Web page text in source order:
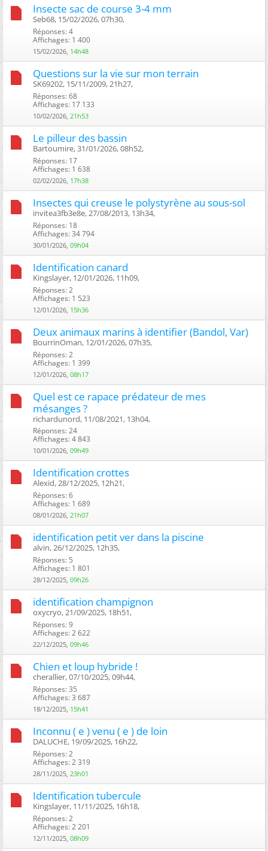
Insecte sac de course 3-4 mm
Seb68, 15/02/2026, 07h30, ‎
Réponses: 4
Affichages: 1 400
15/02/2026, 14h48
Questions sur la vie sur mon terrain
SK69202, 15/11/2009, 21h27, ‎
Réponses: 68
Affichages: 17 133
10/02/2026, 21h53
Le pilleur des bassin
Bartoumire, 31/01/2026, 08h52, ‎
Réponses: 17
Affichages: 1 638
02/02/2026, 17h38
Insectes qui creuse le polystyrène au sous-sol
invitea3fb3e8e, 27/08/2013, 13h34, ‎
Réponses: 18
Affichages: 34 794
30/01/2026, 09h04
Identification canard
Kingslayer, 12/01/2026, 11h09, ‎
Réponses: 2
Affichages: 1 523
12/01/2026, 15h36
Deux animaux marins à identifier (Bandol, Var)
BourrinOman, 12/01/2026, 07h35, ‎
Réponses: 2
Affichages: 1 399
12/01/2026, 08h17
Quel est ce rapace prédateur de mes
mésanges ?
richardunord, 11/08/2021, 13h04, ‎
Réponses: 24
Affichages: 4 843
10/01/2026, 09h49
Identification crottes
Alexid, 28/12/2025, 12h21, ‎
Réponses: 6
Affichages: 1 689
08/01/2026, 21h07
identification petit ver dans la piscine
alvin, 26/12/2025, 12h35, ‎
Réponses: 5
Affichages: 1 801
28/12/2025, 09h26
identification champignon
oxycryo, 21/09/2025, 18h51, ‎
Réponses: 9
Affichages: 2 622
22/12/2025, 09h46
Chien et loup hybride !
cherallier, 07/10/2025, 09h44, ‎
Réponses: 35
Affichages: 3 687
18/12/2025, 15h41
Inconnu ( e ) venu ( e ) de loin
DALUCHE, 19/09/2025, 16h22, ‎
Réponses: 2
Affichages: 2 319
28/11/2025, 23h01
Identification tubercule
Kingslayer, 11/11/2025, 16h18, ‎
Réponses: 2
Affichages: 2 201
12/11/2025, 08h09